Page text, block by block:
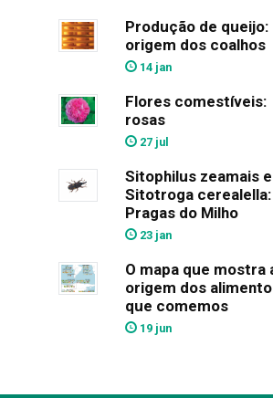
Produção de queijo:
origem dos coalhos
14 jan
Flores comestíveis:
rosas
27 jul
Sitophilus zeamais e
Sitotroga cerealella:
Pragas do Milho
23 jan
O mapa que mostra
origem dos
que comemos
19 jun